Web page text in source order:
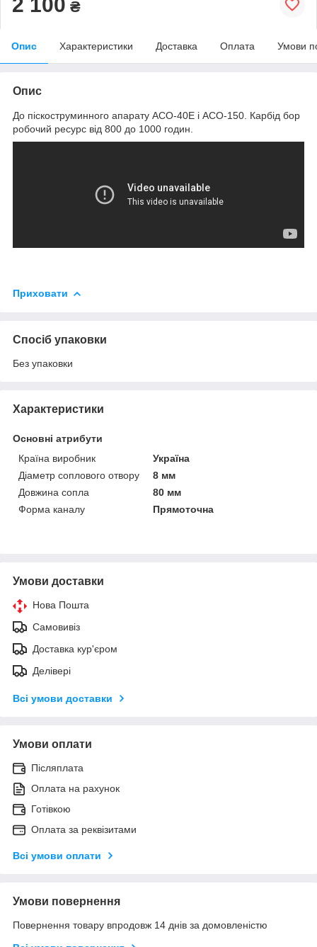
₴
Опис Характеристики Доставка Оплата Умови
Опис
До піскоструминного апарату АСО-40Е і АСО-150. Карбід бор
робочий ресурс від 800 до 1000 годин.
Приховати
Спосіб упаковки
Без упаковки
Характеристики
Основні атрибути
Країна виробник
Україна
Діаметр соплового отвору
8 мм
Довжина сопла
80 мм
Форма каналу
Прямоточна
Умови доставки
Нова Пошта
Самовивіз
Доставка кур'єром
Делівері
Всі умови доставки
Умови оплати
Післяплата
Оплата на рахунок
Готівкою
Оплата за реквізитами
Всі умови оплати
Умови повернення
Повернення товару впродовж 14 днів за домовленістю